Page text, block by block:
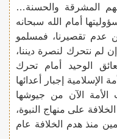
المشرقة والحسنة…
أمام الله سبحانه
عدم تقصيرنا، فمسلمو
لم نتحرك لنصرة ديننا،
الوحيد أمام تحرك
الإسلامية إجبار أعدائها
الأمة الآن من جيوشها
على منهاج النبوة،
منذ هدم الخلافة عام